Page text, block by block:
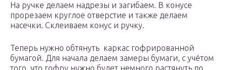
На ручке делаем надрезы и загибаем. В конусе
прорезаем круглое отверстие и также делаем
насечки. Склеиваем конус и ручку.
Теперь нужно обтянуть каркас гофрированной
бумагой. Для начала делаем замеры бумаги, с учётом
того, что гофру нужно будет немного растянуть по